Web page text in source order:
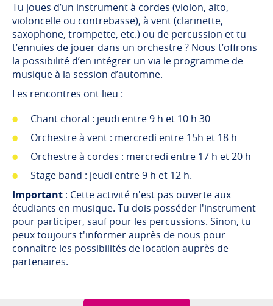
Tu joues d’un instrument à cordes (violon, alto,
violoncelle ou contrebasse), à vent (clarinette,
saxophone, trompette, etc.) ou de percussion et tu
t’ennuies de jouer dans un orchestre ? Nous t’offrons
la possibilité d’en intégrer un via le programme de
musique à la session d’automne.
Les rencontres ont lieu :
Chant choral : jeudi entre 9 h et 10 h 30
Orchestre à vent : mercredi entre 15h et 18 h
Orchestre à cordes : mercredi entre 17 h et 20 h
Stage band : jeudi entre 9 h et 12 h.
Important : Cette activité n'est pas ouverte aux
étudiants en musique. Tu dois posséder l'instrument
pour participer, sauf pour les percussions. Sinon, tu
peux toujours t'informer auprès de nous pour
connaître les possibilités de location auprès de
partenaires.